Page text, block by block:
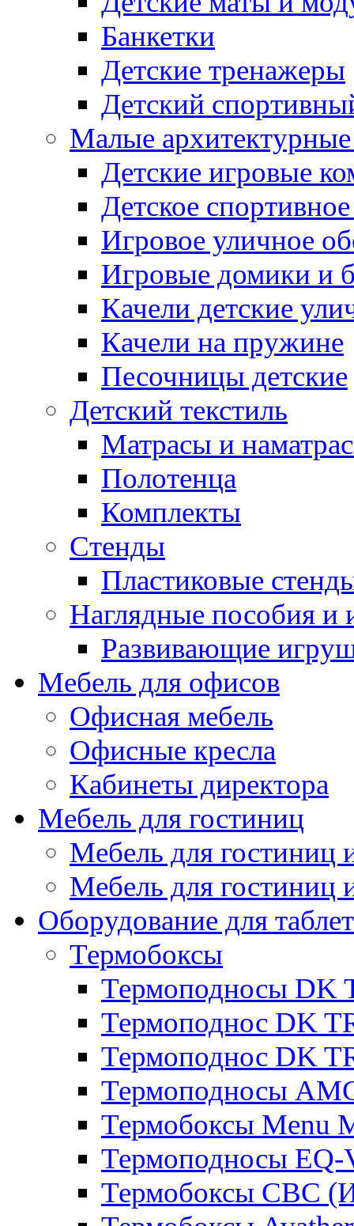
Банкетки
Детские тренажеры
Детский
Малые
Детские игровые
Детское
Игровое уличное
Игровые домики и
Качели детские
Качели на пружине
Песочницы детские
Детский текстиль
Матрасы и
Полотенца
Комплекты
Стенды
Пластиковые
Наглядные пособия и
Развивающие
Мебель для офисов
Офисная мебель
Офисные кресла
Кабинеты директора
Мебель для гостиниц
Мебель для
Мебель для гостиниц
Оборудование для
Термобоксы
Термоподносы DK
Термоподнос DK
Термоподнос DK
Термоподносы
Термобоксы Menu
Термоподносы EQ-
Термобоксы CBC